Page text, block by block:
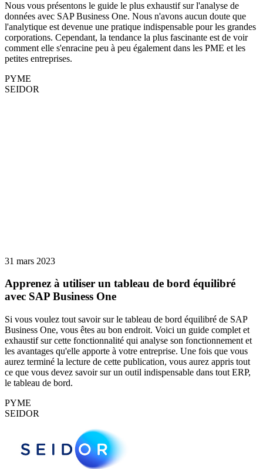
Nous vous présentons le guide le plus exhaustif sur l'analyse de
données avec SAP Business One. Nous n'avons aucun doute que
l'analytique est devenue une pratique indispensable pour les grandes
corporations. Cependant, la tendance la plus fascinante est de voir
comment elle s'enracine peu à peu également dans les PME et les
petites entreprises.
PYME
SEIDOR
31 mars 2023
Apprenez à utiliser un tableau de bord équilibré
avec SAP Business One
Si vous voulez tout savoir sur le tableau de bord équilibré de SAP
Business One, vous êtes au bon endroit. Voici un guide complet et
exhaustif sur cette fonctionnalité qui analyse son fonctionnement et
les avantages qu'elle apporte à votre entreprise. Une fois que vous
aurez terminé la lecture de cette publication, vous aurez appris tout
ce que vous devez savoir sur un outil indispensable dans tout ERP,
le tableau de bord.
PYME
SEIDOR